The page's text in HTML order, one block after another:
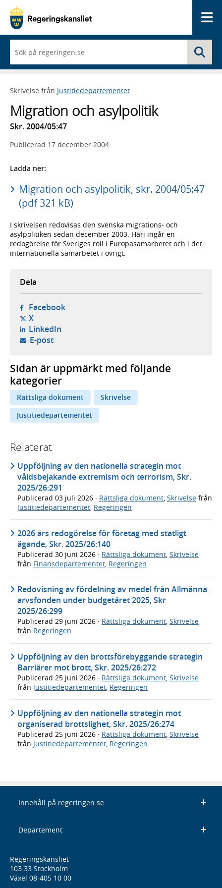
du
börjar
skriva
framträder
lista
med
sökförslag
Skrivelse från Justitiedepartementet
Migration och asylpolitik
Skr. 2004/05:47
Publicerad 17 december 2004
Ladda ner:
Migration och asylpolitik, skr. 2004/05:47
(pdf 321 kB)
I skrivelsen redovisas den svenska migrations- och
asylpolitiken sedan december 2003. Häri ingår en
redogörelse för Sveriges roll i Europasamarbetet och i det
internationella samarbetet i övrigt.
Dela
Facebook- öppnas i ny flik, extern webbplats,
X- öppnas i ny flik, extern webbplats,
LinkedIn- öppnas i ny flik, extern webbplats,
E-post- öppnar din e-postklient,
Sidan är uppmärkt med följande
kategorier
Rättsliga dokument
Skrivelse
Justitiedepartementet
Relaterat
Uppföljning av den nationella strategin mot
våldsbejakande extremism och terrorism, Skr.
2025/26:291
Publicerad 03 juli 2026 · Rättsliga dokument, Skrivelse från
Justitiedepartementet, Regeringen
2026 års redogörelse för företag med statligt
ägande, Skr. 2025/26:140
Publicerad 30 juni 2026 · Rättsliga dokument Skrivelse
från Finansdepartementet Regeringen
Redovisning av fördelning av medel från Allmänna
arvsfonden under budgetåret 2025, Skr
2025/26:299
Publicerad 29 juni 2026 · Rättsliga dokument, Skrivelse
från Regeringen
Uppföljning av den brottsförebyggande strategin
Barriärer mot brott, Skr. 2025/26:272
Publicerad 25 juni 2026 · Rättsliga dokument, Skrivelse
från Justitiedepartementet, Regeringen
Uppföljning av den nationella strategin mot
organiserad brottslighet, Skr. 2025/26:274
Publicerad 25 juni 2026 · Rättsliga dokument Skrivelse
från Justitiedepartementet Regeringen
Innehåll på regeringen.se
Departement
Regeringskansliet
103 33 Stockholm
Växel 08-405 10 00